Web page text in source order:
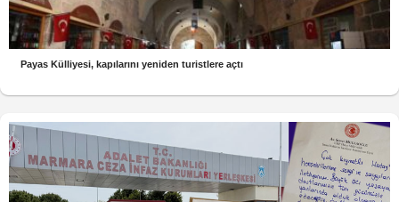
Payas Külliyesi, kapılarını yeniden turistlere açtı